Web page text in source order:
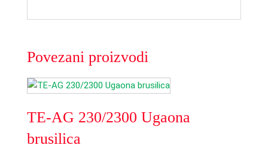
Povezani proizvodi
TE-AG 230/2300 Ugaona
brusilica
Odaberite